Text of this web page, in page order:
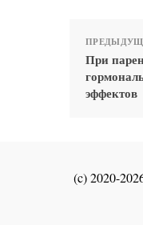
При
эффектов
(c) 2020-